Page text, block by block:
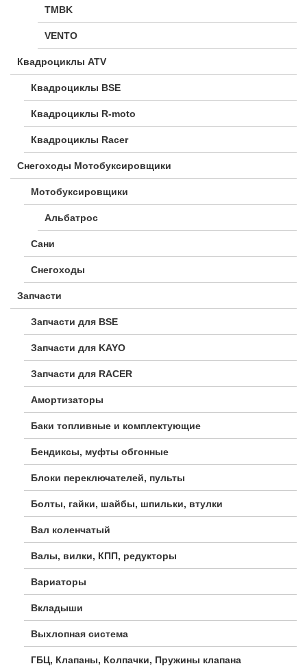
TMBK
VENTO
Квадроциклы ATV
Квадроциклы BSE
Квадроциклы R-moto
Квадроциклы Racer
Снегоходы Мотобуксировщики
Мотобуксировщики
Альбатрос
Сани
Снегоходы
Запчасти
Запчасти для BSE
Запчасти для KAYO
Запчасти для RACER
Амортизаторы
Баки топливные и комплектующие
Бендиксы, муфты обгонные
Блоки переключателей, пульты
Болты, гайки, шайбы, шпильки, втулки
Вал коленчатый
Валы, вилки, КПП, редукторы
Вариаторы
Вкладыши
Выхлопная система
ГБЦ, Клапаны, Колпачки, Пружины клапана